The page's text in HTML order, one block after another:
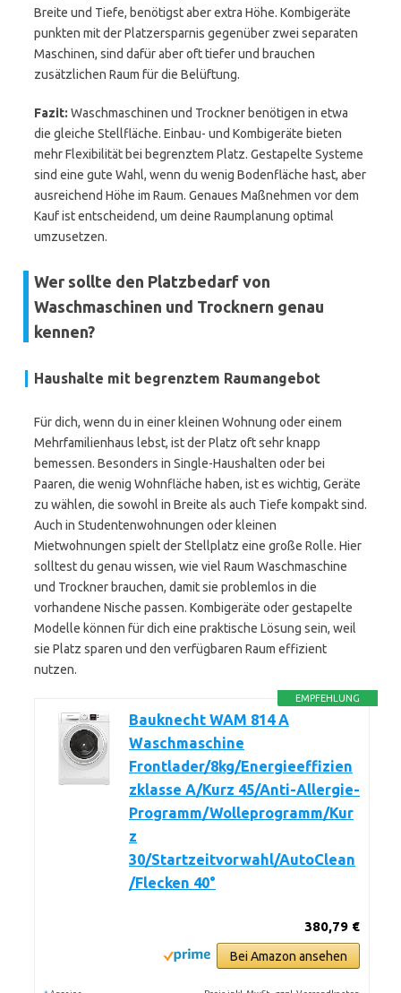
Breite und Tiefe, benötigst aber extra Höhe. Kombigeräte
punkten mit der Platzersparnis gegenüber zwei separaten
Maschinen, sind dafür aber oft tiefer und brauchen
zusätzlichen Raum für die Belüftung.
Fazit: Waschmaschinen und Trockner benötigen in etwa
die gleiche Stellfläche. Einbau- und Kombigeräte bieten
mehr Flexibilität bei begrenztem Platz. Gestapelte Systeme
sind eine gute Wahl, wenn du wenig Bodenfläche hast, aber
ausreichend Höhe im Raum. Genaues Maßnehmen vor dem
Kauf ist entscheidend, um deine Raumplanung optimal
umzusetzen.
Wer sollte den Platzbedarf von
Waschmaschinen und Trocknern genau
kennen?
Haushalte mit begrenztem Raumangebot
Für dich, wenn du in einer kleinen Wohnung oder einem
Mehrfamilienhaus lebst, ist der Platz oft sehr knapp
bemessen. Besonders in Single-Haushalten oder bei
Paaren, die wenig Wohnfläche haben, ist es wichtig, Geräte
zu wählen, die sowohl in Breite als auch Tiefe kompakt sind.
Auch in Studentenwohnungen oder kleinen
Mietwohnungen spielt der Stellplatz eine große Rolle. Hier
solltest du genau wissen, wie viel Raum Waschmaschine
und Trockner brauchen, damit sie problemlos in die
vorhandene Nische passen. Kombigeräte oder gestapelte
Modelle können für dich eine praktische Lösung sein, weil
sie Platz sparen und den verfügbaren Raum effizient
nutzen.
EMPFEHLUNG
Bauknecht WAM 814 A
Waschmaschine
Frontlader/8kg/Energieeffizien
zklasse A/Kurz 45/Anti-Allergie-
Programm/Wolleprogramm/Kur
z
30/Startzeitvorwahl/AutoClean
/Flecken 40°
380,79 €
Bei Amazon ansehen